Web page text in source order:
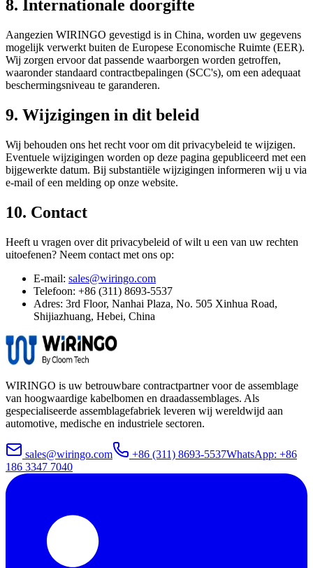
8. Internationale doorgifte
Aangezien WIRINGO gevestigd is in China, worden uw gegevens
mogelijk verwerkt buiten de Europese Economische Ruimte (EER).
Wij zorgen ervoor dat passende waarborgen worden getroffen,
waaronder standaard contractbepalingen (SCC's), om een adequaat
beschermingsniveau te garanderen.
9. Wijzigingen in dit beleid
Wij behouden ons het recht voor om dit privacybeleid te wijzigen.
Eventuele wijzigingen worden op deze pagina gepubliceerd met een
bijgewerkte datum. Bij substantiële wijzigingen informeren wij u via
e-mail of een melding op onze website.
10. Contact
Heeft u vragen over dit privacybeleid of wilt u een van uw rechten
uitoefenen? Neem contact met ons op:
E-mail: sales@wiringo.com
Telefoon: +86 (311) 8693-5537
Adres: 3rd Floor, Nanhai Plaza, No. 505 Xinhua Road,
Shijiazhuang, Hebei, China
WIRINGO is uw betrouwbare contractpartner voor de assemblage
van hoogwaardige kabelbomen en draadassemblages. Als
gespecialiseerde assemblagefabriek leveren wij wereldwijd aan
automotive, medische en industriele sectoren.
sales@wiringo.com +86 (311) 8693-5537WhatsApp: +86
186 3347 7040